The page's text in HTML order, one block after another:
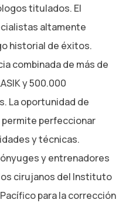
titulados. El
altamente
historial de éxitos.
combinada de más de
y 500.000
La oportunidad de
permite perfeccionar
y técnicas.
y entrenadores
cirujanos del Instituto
para la corrección